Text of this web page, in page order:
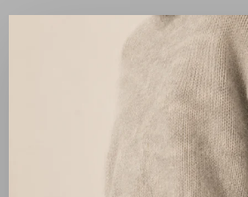
Showing 1 - 0 of 0